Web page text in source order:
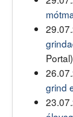
Portal)
grind